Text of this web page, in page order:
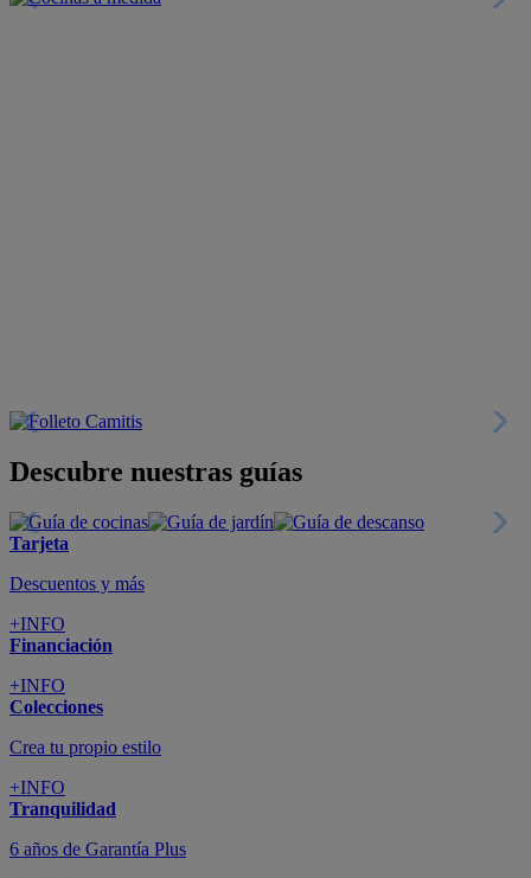
Descubre nuestras guías
Tarjeta
Descuentos y más
+INFO
Financiación
+INFO
Colecciones
Crea tu propio estilo
+INFO
Tranquilidad
6 años de Garantía Plus